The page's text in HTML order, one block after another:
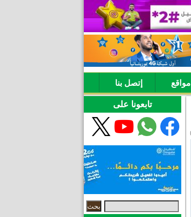
مواقع إتصل بنا
تابعونا على
استمارة البحث
‏بحث ‏